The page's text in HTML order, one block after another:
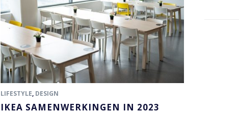
LIFESTYLE, DESIGN
IKEA SAMENWERKINGEN IN 2023